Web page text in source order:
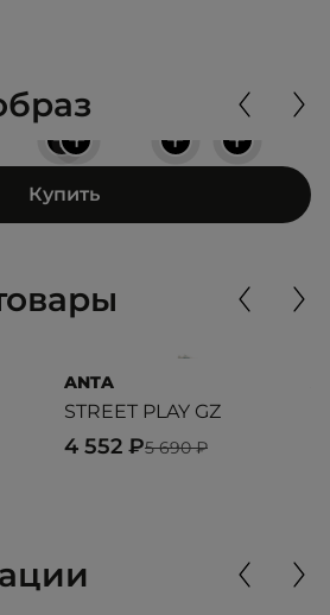
+
++ +
Купить
ANTA
STREET PLAY GZ
5 690 ₽
4 552 ₽